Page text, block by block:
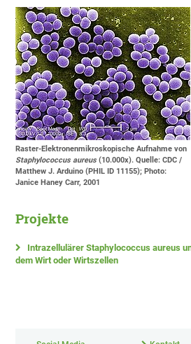
Raster-Elektronenmikroskopische Aufnahme von
Staphylococcus aureus(10.000x). Quelle: CDC /
Matthew J. Arduino (PHIL ID 11155); Photo:
Janice Haney Carr, 2001
Projekte
Intrazellulärer Staphylococcus aureus
dem Wirt oder Wirtszellen